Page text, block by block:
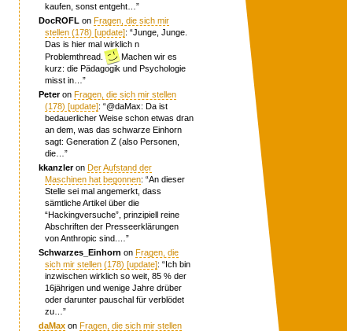
kaufen, sonst entgeht… ”
DocROFL onFragen, die sich mir
stellen (178) [update]: “Junge, Junge.
Das is hier mal wirklich n
Problemthread.
Machen wir es
kurz: die Pädagogik und Psychologie
misst in… ”
PeteronFragen, die sich mir stellen
(178) [update]: “@daMax: Da ist
bedauerlicher Weise schon etwas dran
an dem, was das schwarze Einhorn
sagt: Generation Z (also Personen,
die… ”
kkanzleronDer Aufstand der
Maschinen hat begonnen: “An dieser
Stelle sei mal angemerkt, dass
sämtliche Artikel über die
“Hackingversuche”, prinzipiell reine
Abschriften der Presseerklärungen
von Anthropic sind.… ”
Schwarzes_Einhorn onFragen, die
sich mir stellen (178) [update]: “Ich bin
inzwischen wirklich so weit, 85 % der
16jährigen und wenige Jahre drüber
oder darunter pauschal für verblödet
zu… ”
daMax onFragen, die sich mir stellen